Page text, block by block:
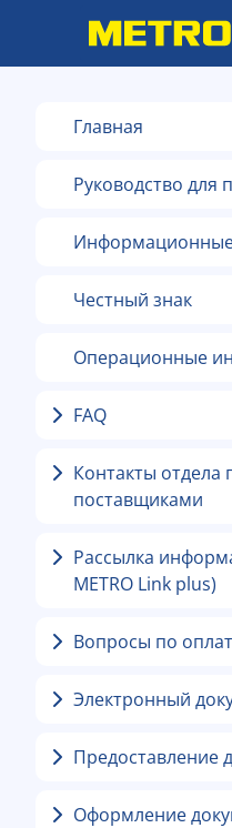
Главная
Руководство для
Честный знак
Операционные
FAQ
Контакты отдела
поставщиками
Рассылка
METRO Link plus)
Вопросы по
Электронный
Предоставление
Оформление